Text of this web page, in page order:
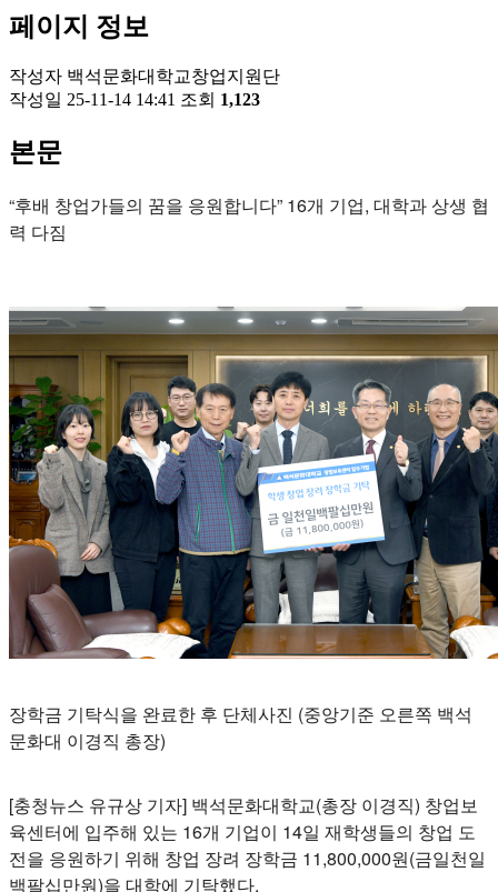
페이지 정보
작성자 백석문화대학교창업지원단
작성일 25-11-14 14:41 조회 1,123
본문
“후배 창업가들의 꿈을 응원합니다” 16개 기업, 대학과 상생 협
력 다짐
장학금 기탁식을 완료한 후 단체사진 (중앙기준 오른쪽 백석
문화대 이경직 총장)
[충청뉴스 유규상 기자] 백석문화대학교(총장 이경직) 창업보
육센터에 입주해 있는 16개 기업이 14일 재학생들의 창업 도
전을 응원하기 위해 창업 장려 장학금 11,800,000원(금일천일
백팔십만원)을 대학에 기탁했다.